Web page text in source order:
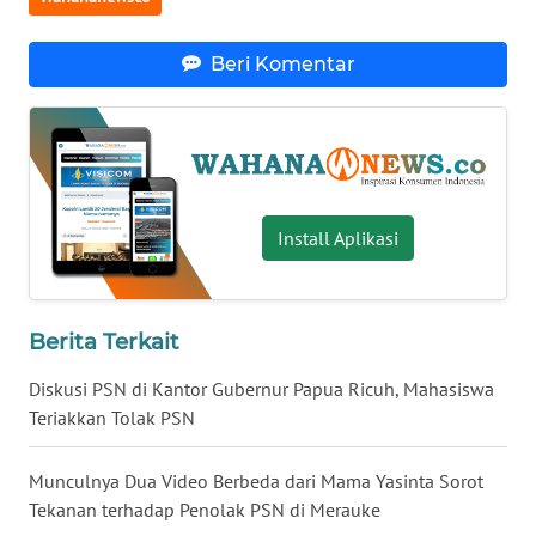
Beri Komentar
Install Aplikasi
Berita Terkait
Diskusi PSN di Kantor Gubernur Papua Ricuh, Mahasiswa
Teriakkan Tolak PSN
Munculnya Dua Video Berbeda dari Mama Yasinta Sorot
Tekanan terhadap Penolak PSN di Merauke
WN
SUMBAR
WN
SUMSEL
WN
WN
LAMPUNG
WN
JATENG